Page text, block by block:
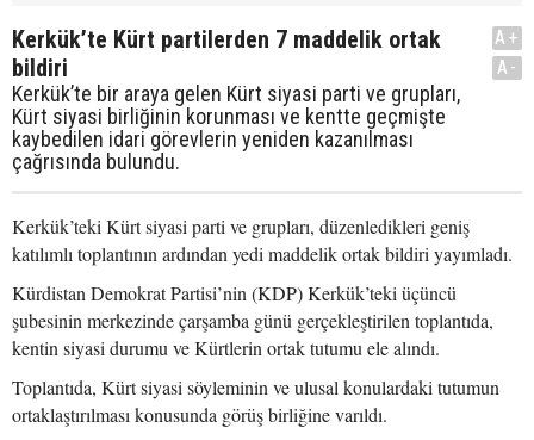
Kerkük’te Kürt partilerden 7 maddelik ortak
bildiri
Kerkük’te bir araya gelen Kürt siyasi parti ve grupları,
Kürt siyasi birliğinin korunması ve kentte geçmişte
kaybedilen idari görevlerin yeniden kazanılması
çağrısında bulundu.
A+
A-
Kerkük’teki Kürt siyasi parti ve grupları, düzenledikleri geniş
katılımlı toplantının ardından yedi maddelik ortak bildiri yayımladı.
Kürdistan Demokrat Partisi’nin (KDP) Kerkük’teki üçüncü
şubesinin merkezinde çarşamba günü gerçekleştirilen toplantıda,
kentin siyasi durumu ve Kürtlerin ortak tutumu ele alındı.
Toplantıda, Kürt siyasi söyleminin ve ulusal konulardaki tutumun
ortaklaştırılması konusunda görüş birliğine varıldı.